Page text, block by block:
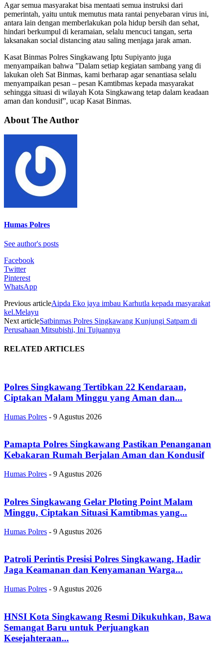
Agar semua masyarakat bisa mentaati semua instruksi dari
pemerintah, yaitu untuk memutus mata rantai penyebaran virus ini,
antara lain dengan memberlakukan pola hidup bersih dan sehat,
hindari berkumpul di keramaian, selalu mencuci tangan, serta
laksanakan social distancing atau saling menjaga jarak aman.
Kasat Binmas Polres Singkawang Iptu Supiyanto juga
menyampaikan bahwa ”Dalam setiap kegiatan sambang yang di
lakukan oleh Sat Binmas, kami berharap agar senantiasa selalu
menyampaikan pesan – pesan Kamtibmas kepada masyarakat
sehingga situasi di wilayah Kota Singkawang tetap dalam keadaan
aman dan kondusif”, ucap Kasat Binmas.
About The Author
Humas Polres
See author's posts
Facebook
Twitter
Pinterest
WhatsApp
Previous articleAipda Eko jaya imbau Karhutla kepada masyarakat
kel.Melayu
Next articleSatbinmas Polres Singkawang Kunjungi Satpam di
Perusahaan Mitsubishi, Ini Tujuannya
RELATED ARTICLES
Polres Singkawang Tertibkan 22 Kendaraan,
Ciptakan Malam Minggu yang Aman dan...
Humas Polres - 9 Agustus 2026
Pamapta Polres Singkawang Pastikan Penanganan
Kebakaran Rumah Berjalan Aman dan Kondusif
Humas Polres - 9 Agustus 2026
Polres Singkawang Gelar Ploting Point Malam
Minggu, Ciptakan Situasi Kamtibmas yang...
Humas Polres - 9 Agustus 2026
Patroli Perintis Presisi Polres Singkawang, Hadir
Jaga Keamanan dan Kenyamanan Warga...
Humas Polres - 9 Agustus 2026
HNSI Kota Singkawang Resmi Dikukuhkan, Bawa
Semangat Baru untuk Perjuangkan
Kesejahteraan...